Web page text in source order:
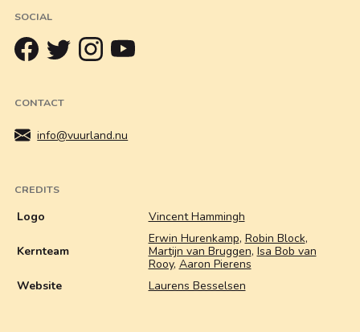
SOCIAL
CONTACT
info@vuurland.nu
CREDITS
Logo Vincent Hammingh
Kernteam
Erwin Hurenkamp, Robin Block,
Martijn van Bruggen, Isa Bob van
Rooy, Aaron Pierens
Website
Laurens Besselsen